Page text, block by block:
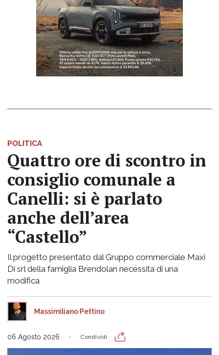
POLITICA
Quattro ore di scontro in
consiglio comunale a
Canelli: si è parlato
anche dell’area
“Castello”
Il progetto presentato dal Gruppo commerciale Maxi
Di srl della famiglia Brendolan necessita di una
modifica
Massimiliano Pettino
06 Agosto 2026 Condividi